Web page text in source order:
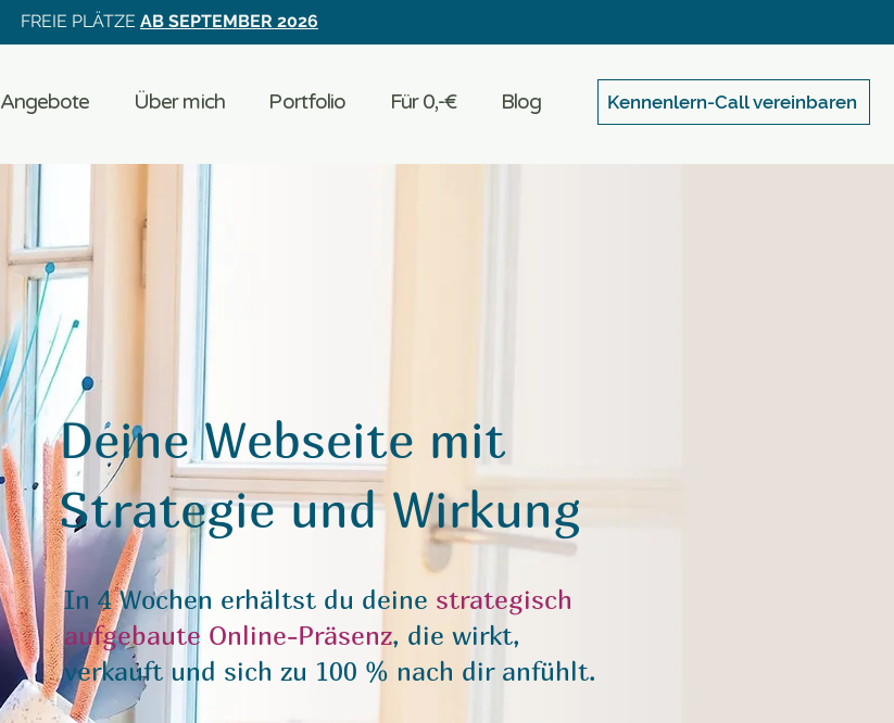
FREIE PLÄTZE AB SEPTEMBER 2026
Angebote Über mich Portfolio Für 0,-€ Blog Kennenlern-Call vereinbaren
In 4 Wochen erhältst du deine strategisch
aufgebaute Online-Präsenz, die wirkt,
verkauft und sich zu 100 % nach dir anfühlt.
Deine Webseite mit
Strategie und Wirkung